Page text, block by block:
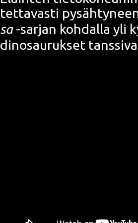
tet­ta­vas­ti
sa-sar­jan koh­dal­la yli
din­osau­ruk­set